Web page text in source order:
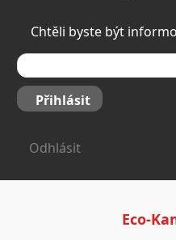
Chtěli byste být
Přihlásit
Odhlásit
Eco-